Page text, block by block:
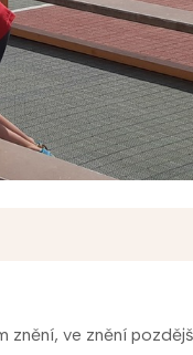
ve znění